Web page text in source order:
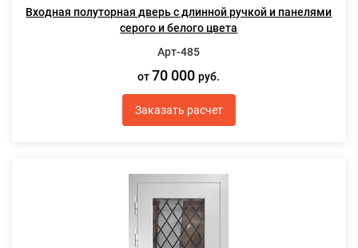
Входная полуторная дверь с длинной ручкой и панелями
серого и белого цвета
Арт-485
от 70 000руб.
Заказать расчет